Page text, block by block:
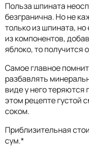
Польза шпината
безгранична. Но не
только из шпината, но
из компонентов,
яблоко, то получится
Самое главное
разбавлять
виде у него теряются
этом рецепте густой
соком.
Приблизительная
сум.*